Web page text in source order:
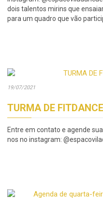
dois talentos mirins que
para um quadro que vão
19/07/2021
TURMA DE
Entre em contato e agende
nos no instagram: